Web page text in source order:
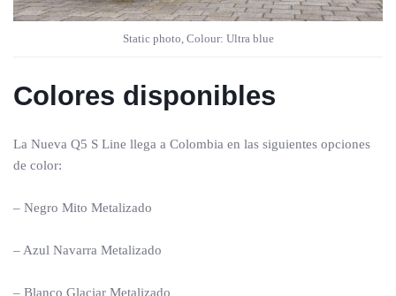
Static photo, Colour: Ultra blue
Colores disponibles
La Nueva Q5 S Line llega a Colombia en las siguientes opciones
de color:
– Negro Mito Metalizado
– Azul Navarra Metalizado
– Blanco Glaciar Metalizado